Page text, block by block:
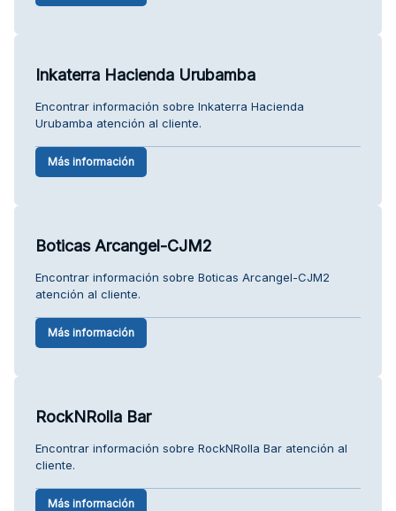
Inkaterra Hacienda Urubamba
Encontrar información sobre Inkaterra Hacienda
Urubamba atención al cliente.
Más información
Boticas Arcangel-CJM2
Encontrar información sobre Boticas Arcangel-CJM2
atención al cliente.
Más información
RockNRolla Bar
Encontrar información sobre RockNRolla Bar atención al
cliente.
Más información